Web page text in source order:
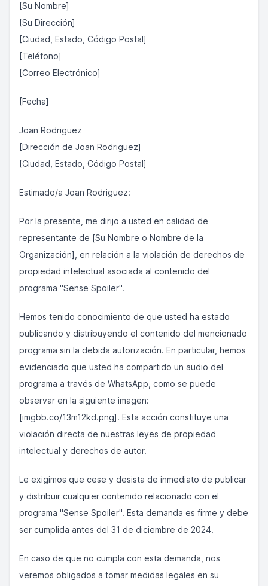
[Su Nombre]
[Su Dirección]
[Ciudad, Estado, Código Postal]
[Teléfono]
[Correo Electrónico]
[Fecha]
Joan Rodriguez
[Dirección de Joan Rodriguez]
[Ciudad, Estado, Código Postal]
Estimado/a Joan Rodriguez:
Por la presente, me dirijo a usted en calidad de
representante de [Su Nombre o Nombre de la
Organización], en relación a la violación de derechos de
propiedad intelectual asociada al contenido del
programa "Sense Spoiler".
Hemos tenido conocimiento de que usted ha estado
publicando y distribuyendo el contenido del mencionado
programa sin la debida autorización. En particular, hemos
evidenciado que usted ha compartido un audio del
programa a través de WhatsApp, como se puede
observar en la siguiente imagen:
[imgbb.co/13m12kd.png]. Esta acción constituye una
violación directa de nuestras leyes de propiedad
intelectual y derechos de autor.
Le exigimos que cese y desista de inmediato de publicar
y distribuir cualquier contenido relacionado con el
programa "Sense Spoiler". Esta demanda es firme y debe
ser cumplida antes del 31 de diciembre de 2024.
En caso de que no cumpla con esta demanda, nos
veremos obligados a tomar medidas legales en su